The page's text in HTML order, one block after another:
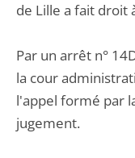
de Lille a fait droit
Par un arrêt n°
la cour
l'appel formé par
jugement.